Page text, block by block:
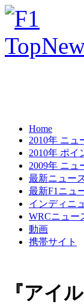
Home
2010年 ニュ
2010年 ポイ
2009年 ニュ
最新ニュー
最新F1ニュ
インディニ
WRCニュー
動画
携帯サイト
『アイ